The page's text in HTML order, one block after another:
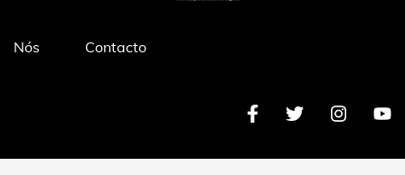
Pé
Nós Contacto